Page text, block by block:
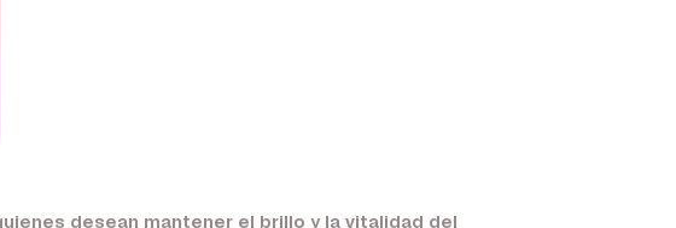
desean mantener el brillo y la vitalidad del